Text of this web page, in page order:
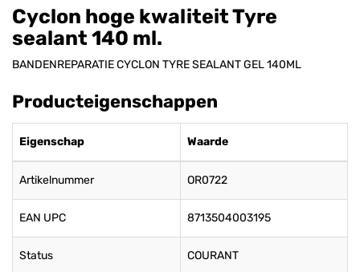
Cyclon hoge kwaliteit Tyre
sealant 140 ml.
BANDENREPARATIE CYCLON TYRE SEALANT GEL 140ML
Producteigenschappen
Eigenschap Waarde
Artikelnummer OR0722
EAN UPC 8713504003195
Status COURANT